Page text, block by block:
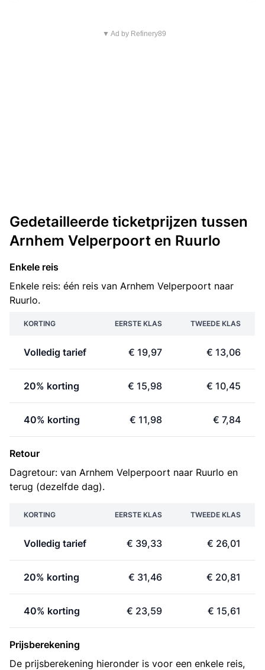
▼ Ad by Refinery89
Gedetailleerde ticketprijzen tussen
Arnhem Velperpoort en Ruurlo
Enkele reis
Enkele reis: één reis van Arnhem Velperpoort naar
Ruurlo.
KORTING EERSTE KLAS TWEEDE KLAS
Volledig tarief € 19,97 € 13,06
20% korting € 15,98 € 10,45
40% korting € 11,98 € 7,84
Retour
Dagretour: van Arnhem Velperpoort naar Ruurlo en
terug (dezelfde dag).
KORTING EERSTE KLAS TWEEDE KLAS
Volledig tarief € 39,33 € 26,01
20% korting € 31,46 € 20,81
40% korting € 23,59 € 15,61
Prijsberekening
De prijsberekening hieronder is voor een enkele reis,